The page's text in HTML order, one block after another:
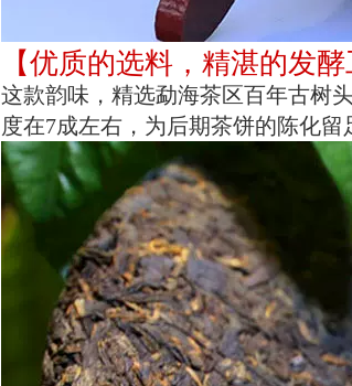
【优质的选料，精湛的发酵
这款韵味，精选勐海茶区百年古树
度在7成左右，为后期茶饼的陈化留